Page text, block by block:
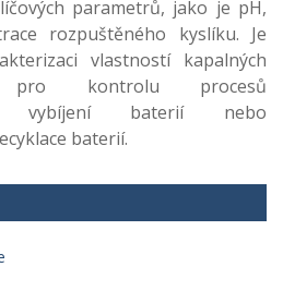
parametrů, jako je pH,
rozpuštěného kyslíku. Je
vlastností kapalných
kontrolu procesů
vybíjení baterií nebo
baterií.